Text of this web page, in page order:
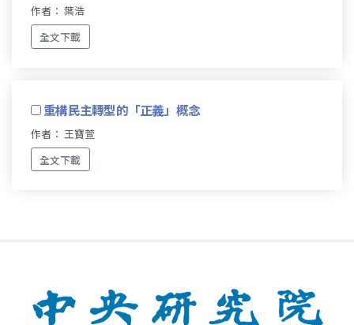
作者： 葉浩
全文下載
重構民主轉型的「正義」概念
作者： 王寶萱
全文下載